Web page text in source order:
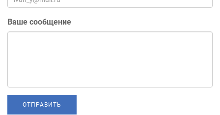
Ваше сообщение